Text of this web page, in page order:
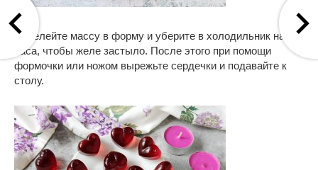
Перелейте массу в форму и уберите в холодильник на 2-3
часа, чтобы желе застыло. После этого при помощи
формочки или ножом вырежьте сердечки и подавайте к
столу.